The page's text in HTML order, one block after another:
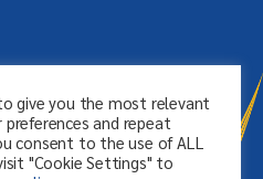
give you the most relevant
preferences and repeat
consent to the use of ALL
"Cookie Settings" to